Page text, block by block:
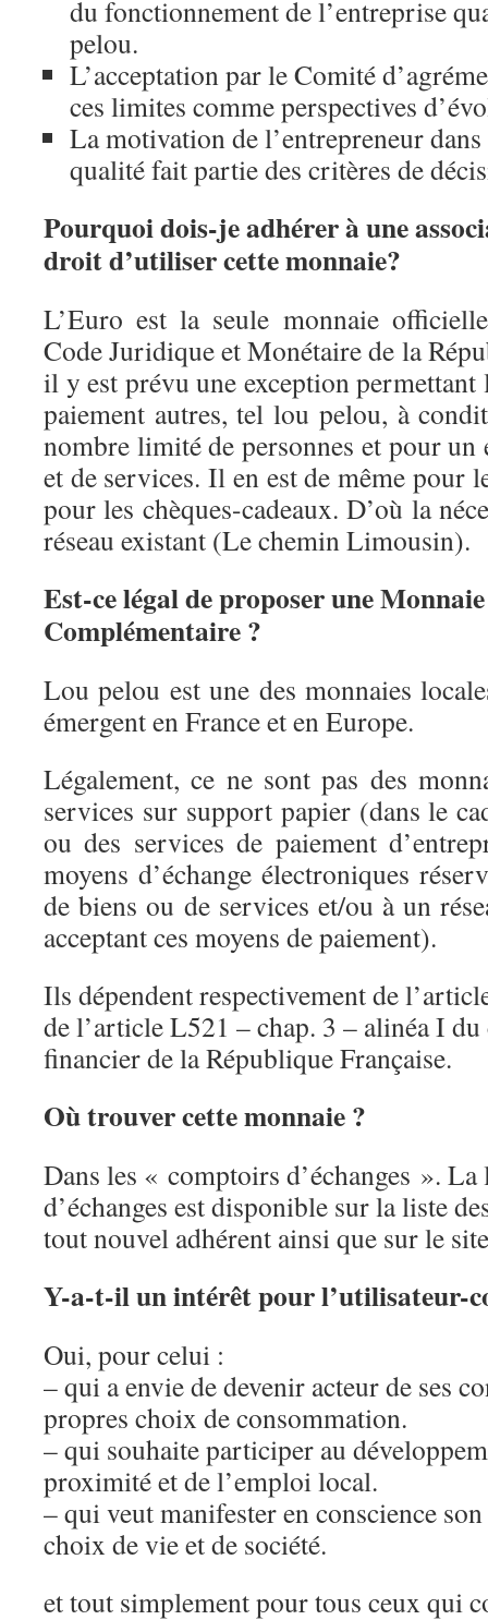
du fonctionnement de l’entreprise
pelou.
L’acceptation par le Comité
ces limites comme perspectives
La motivation de l’entrepreneur
qualité fait partie des critères de
Pourquoi dois-je adhérer à une
droit d’utiliser cette monnaie?
L’Euro est la seule monnaie
Code Juridique et Monétaire de la
il y est prévu une exception
paiement autres, tel lou pelou, à
nombre limité de personnes et pour
et de services. Il en est de même pour
pour les chèques-cadeaux. D’où la
réseau existant (Le chemin Limousin).
Est-ce légal de proposer une
Complémentaire ?
Lou pelou est une des monnaies
émergent en France et en Europe.
Légalement, ce ne sont pas des
services sur support papier (dans le
ou des services de paiement
moyens d’échange électroniques
de biens ou de services et/ou à un
acceptant ces moyens de paiement).
Ils dépendent respectivement de
de l’article L521 – chap. 3 – alinéa I
financier de la République Française.
Où trouver cette monnaie ?
Dans les « comptoirs d’échanges ».
d’échanges est disponible sur la liste
tout nouvel adhérent ainsi que sur le
Y-a-t-il un intérêt pour l’utilisateur-
Oui, pour celui :
– qui a envie de devenir acteur de ses
propres choix de consommation.
– qui souhaite participer au
proximité et de l’emploi local.
– qui veut manifester en conscience
choix de vie et de société.
et tout simplement pour tous ceux qui